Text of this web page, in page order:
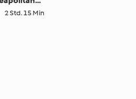
2 Std. 15 Min